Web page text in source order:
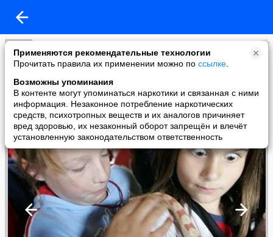
Применяются рекомендательные технологии
Прочитать правила их применении можно по ссылке
Возможны упоминания
В контенте могут упоминаться наркотики и связанная с ними
информация. Незаконное потребление наркотических
средств, психотропных веществ и их аналогов причиняет
вред здоровью, их незаконный оборот запрещён и влечёт
установленную законодательством ответственность
Гаязовы
added a photo
19 Jul в 21:51